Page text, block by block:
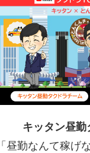
キッタン昼
「昼勤なんて稼げ